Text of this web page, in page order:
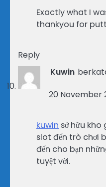
Exactly what I
thankyou for
Reply
Kuwin
20 November
kuwin sở hữu
slot đến trò chơi
đến cho bạn
tuyệt vời.